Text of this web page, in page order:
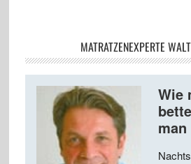
MATRATZENEXPERTE
Wie
man